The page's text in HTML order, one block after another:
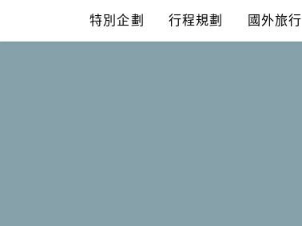
content
特別企劃 行程規劃 國外旅行